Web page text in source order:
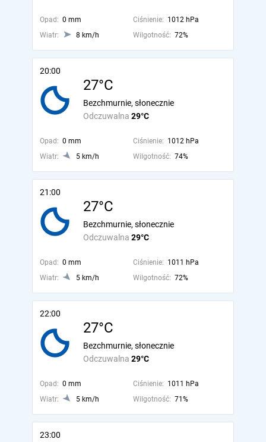
Opad: 0 mm Ciśnienie: 1012 hPa
Wiatr:
8 km/h Wilgotność: 72%
20:00
27°C
Odczuwalna 29°C
Bezchmurnie, słonecznie
Opad: 0 mm Ciśnienie: 1012 hPa
Wiatr:
5 km/h Wilgotność: 74%
21:00
27°C
Odczuwalna 29°C
Bezchmurnie, słonecznie
Opad: 0 mm Ciśnienie: 1011 hPa
Wiatr:
5 km/h Wilgotność: 72%
22:00
27°C
Odczuwalna 29°C
Bezchmurnie, słonecznie
Opad: 0 mm Ciśnienie: 1011 hPa
Wiatr:
5 km/h Wilgotność: 71%
23:00